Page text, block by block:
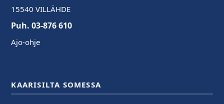
15540 VILLÄHDE
Puh. 03-876 610
Ajo-ohje
KAARISILTA SOMESSA